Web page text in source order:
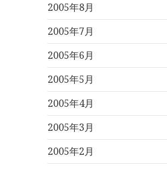
2005年8月
2005年7月
2005年6月
2005年5月
2005年4月
2005年3月
2005年2月